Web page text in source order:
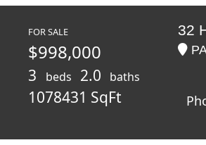
FOR SALE
$998,000
3 beds 2.0 baths
1078431 SqFt
32